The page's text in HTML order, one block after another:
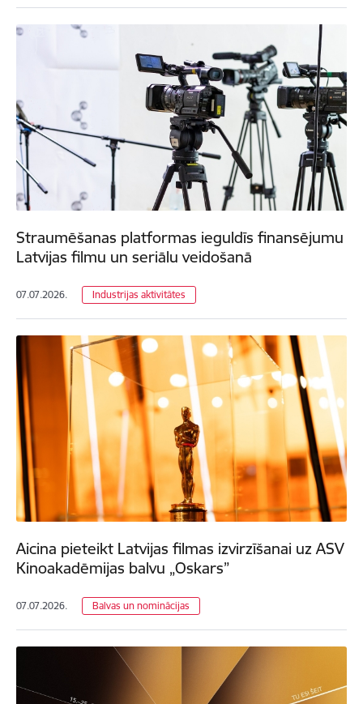
Straumēšanas platformas ieguldīs finansējumu
Latvijas filmu un seriālu veidošanā
07.07.2026. Industrijas aktivitātes
Aicina pieteikt Latvijas filmas izvirzīšanai uz ASV
Kinoakadēmijas balvu „Oskars”
07.07.2026. Balvas un nominācijas